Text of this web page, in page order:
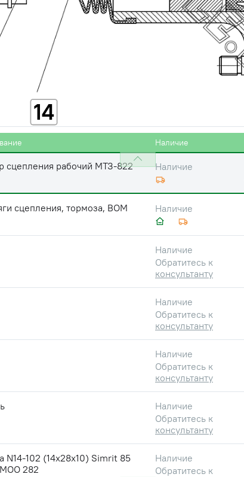
14
Наличие
сцепления рабочий МТЗ-822 Наличие
сцепления, тормоза, ВОМ Наличие
Наличие
Обратитесь к
консультанту
Наличие
Обратитесь к
консультанту
Наличие
Обратитесь к
консультанту
Наличие
Обратитесь к
консультанту
N14-102 (14х28х10) Simrit 85
282
Наличие
Обратитесь к